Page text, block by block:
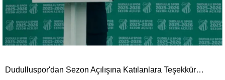
Dudulluspor'dan Sezon Açılışına Katılanlara Teşekkür…